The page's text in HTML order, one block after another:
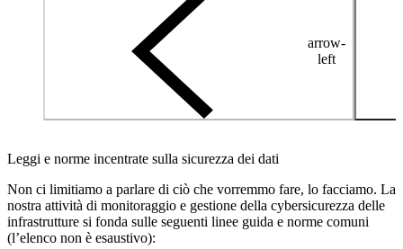
arrow-
left
Leggi e norme incentrate sulla sicurezza dei dati
Non ci limitiamo a parlare di ciò che vorremmo fare, lo facciamo. La
nostra attività di monitoraggio e gestione della cybersicurezza delle
infrastrutture si fonda sulle seguenti linee guida e norme comuni
(l’elenco non è esaustivo):